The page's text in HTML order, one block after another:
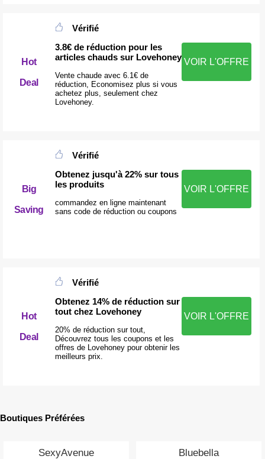
Hot
Deal
Vérifié
3.8€ de réduction pour les
articles chauds sur Lovehoney
Vente chaude avec 6.1€ de
réduction, Economisez plus si vous
achetez plus, seulement chez
Lovehoney.
VOIR L'OFFRE
Big
Saving
Vérifié
Obtenez jusqu'à 22% sur tous
les produits
commandez en ligne maintenant
sans code de réduction ou coupons
VOIR L'OFFRE
Hot
Deal
Vérifié
Obtenez 14% de réduction sur
tout chez Lovehoney
20% de réduction sur tout,
Découvrez tous les coupons et les
offres de Lovehoney pour obtenir les
meilleurs prix.
VOIR L'OFFRE
Boutiques Préférées
SexyAvenue Bluebella